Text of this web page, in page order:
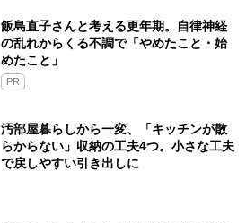
飯島直子さんと考える更年期。自律神経
の乱れからくる不調で「やめたこと・始
めたこと」
PR
汚部屋暮らしから一変、「キッチンが散
らからない」収納の工夫4つ。小さな工夫
で戻しやすい引き出しに